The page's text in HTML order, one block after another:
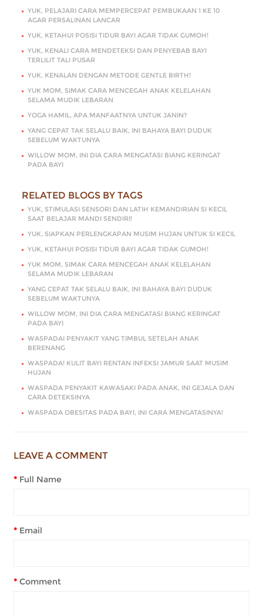
YUK, PELAJARI CARA MEMPERCEPAT PEMBUKAAN 1 KE 10
AGAR PERSALINAN LANCAR
YUK, KETAHUI POSISI TIDUR BAYI AGAR TIDAK GUMOH!
YUK, KENALI CARA MENDETEKSI DAN PENYEBAB BAYI
TERLILIT TALI PUSAR
YUK, KENALAN DENGAN METODE GENTLE BIRTH!
YUK MOM, SIMAK CARA MENCEGAH ANAK KELELAHAN
SELAMA MUDIK LEBARAN
YOGA HAMIL, APA MANFAATNYA UNTUK JANIN?
YANG CEPAT TAK SELALU BAIK, INI BAHAYA BAYI DUDUK
SEBELUM WAKTUNYA
WILLOW MOM, INI DIA CARA MENGATASI BIANG KERINGAT
PADA BAYI
RELATED BLOGS BY TAGS
YUK, STIMULASI SENSORI DAN LATIH KEMANDIRIAN SI KECIL
SAAT BELAJAR MANDI SENDIRI!
YUK, SIAPKAN PERLENGKAPAN MUSIM HUJAN UNTUK SI KECIL
YUK, KETAHUI POSISI TIDUR BAYI AGAR TIDAK GUMOH!
YUK MOM, SIMAK CARA MENCEGAH ANAK KELELAHAN
SELAMA MUDIK LEBARAN
YANG CEPAT TAK SELALU BAIK, INI BAHAYA BAYI DUDUK
SEBELUM WAKTUNYA
WILLOW MOM, INI DIA CARA MENGATASI BIANG KERINGAT
PADA BAYI
WASPADAI PENYAKIT YANG TIMBUL SETELAH ANAK
BERENANG
WASPADA! KULIT BAYI RENTAN INFEKSI JAMUR SAAT MUSIM
HUJAN
WASPADA PENYAKIT KAWASAKI PADA ANAK, INI GEJALA DAN
CARA DETEKSINYA
WASPADA OBESITAS PADA BAYI, INI CARA MENGATASINYA!
LEAVE A COMMENT
Full Name
Email
Comment